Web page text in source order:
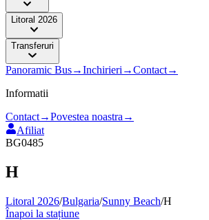
Litoral 2026
Transferuri
Panoramic Bus→Inchirieri →Contact→
Informatii
Contact→Povestea noastra →
Afiliat
BG0485
H
Litoral 2026/Bulgaria/Sunny Beach/H
Înapoi la stațiune